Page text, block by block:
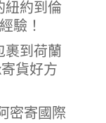
紐約到倫
驗！
裹到荷蘭
貨好方
密寄國際